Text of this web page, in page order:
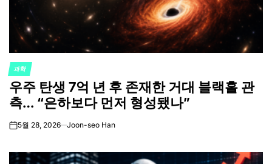
POSTED
IN
과학
우주 탄생 7억 년 후 존재한 거대 블랙홀 관
측… “은하보다 먼저 형성됐나”
on5월 28, 2026 Joon-seo Han